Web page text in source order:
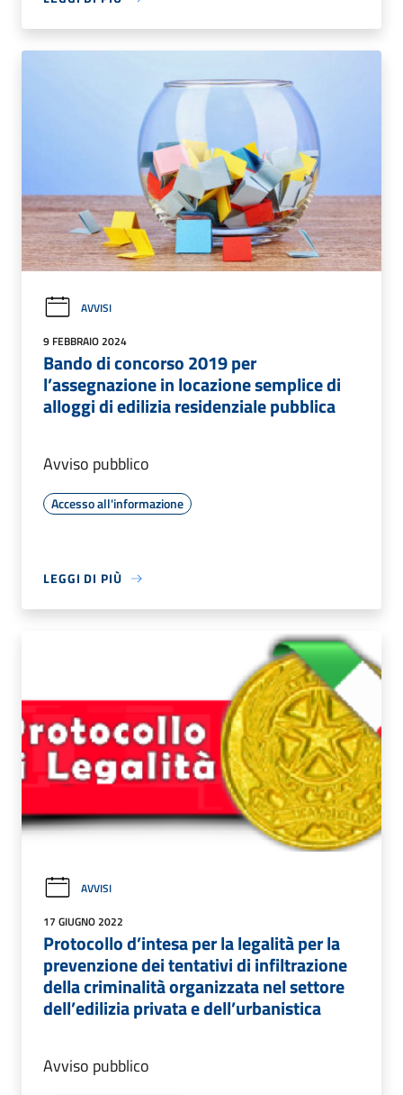
AVVISI
9 FEBBRAIO 2024
Bando di concorso 2019 per
l’assegnazione in locazione semplice di
alloggi di edilizia residenziale pubblica
Avviso pubblico
Accesso all'informazione
LEGGI DI PIÙ
AVVISI
17 GIUGNO 2022
Protocollo d’intesa per la legalità per la
prevenzione dei tentativi di infiltrazione
della criminalità organizzata nel settore
dell’edilizia privata e dell’urbanistica
Avviso pubblico